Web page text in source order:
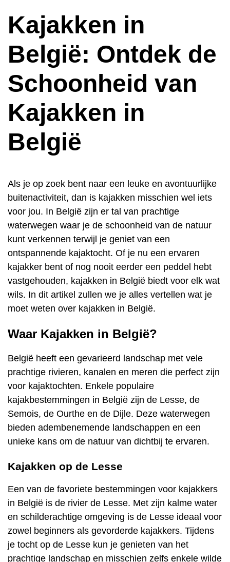
Kajakken in
België: Ontdek de
Schoonheid van
Kajakken in
België
Als je op zoek bent naar een leuke en avontuurlijke
buitenactiviteit, dan is kajakken misschien wel iets
voor jou. In België zijn er tal van prachtige
waterwegen waar je de schoonheid van de natuur
kunt verkennen terwijl je geniet van een
ontspannende kajaktocht. Of je nu een ervaren
kajakker bent of nog nooit eerder een peddel hebt
vastgehouden, kajakken in België biedt voor elk wat
wils. In dit artikel zullen we je alles vertellen wat je
moet weten over kajakken in België.
Waar Kajakken in België?
België heeft een gevarieerd landschap met vele
prachtige rivieren, kanalen en meren die perfect zijn
voor kajaktochten. Enkele populaire
kajakbestemmingen in België zijn de Lesse, de
Semois, de Ourthe en de Dijle. Deze waterwegen
bieden adembenemende landschappen en een
unieke kans om de natuur van dichtbij te ervaren.
Kajakken op de Lesse
Een van de favoriete bestemmingen voor kajakkers
in België is de rivier de Lesse. Met zijn kalme water
en schilderachtige omgeving is de Lesse ideaal voor
zowel beginners als gevorderde kajakkers. Tijdens
je tocht op de Lesse kun je genieten van het
prachtige landschap en misschien zelfs enkele wilde